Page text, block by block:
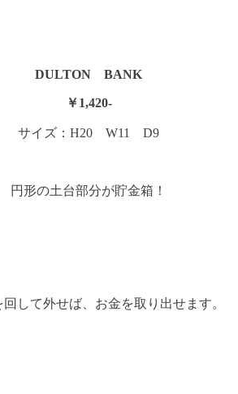
DULTON BANK
￥1,420-
サイズ：H20 W11 D9
円形の土台部分が貯金箱！
回して外せば、お金を取り出せます。